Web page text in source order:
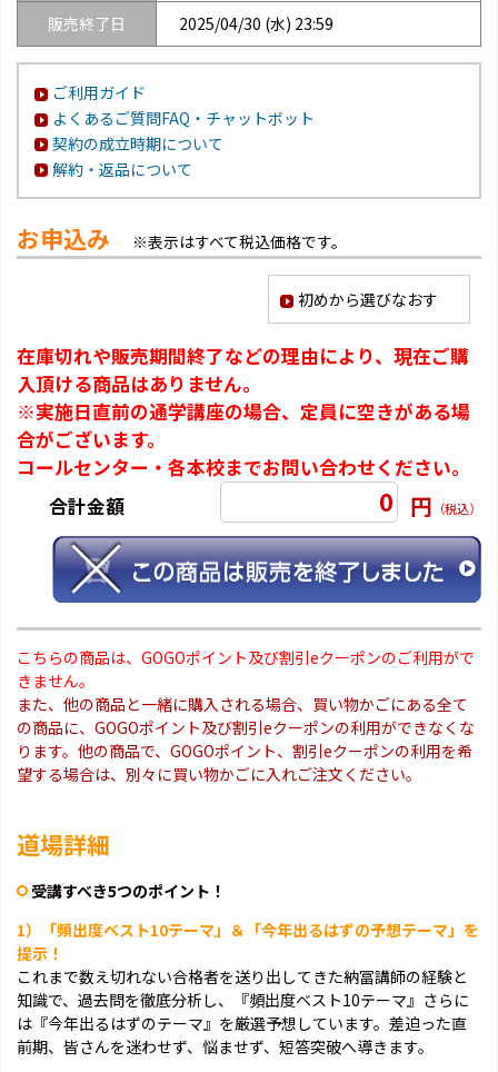
販売終了日
2025/04/30 (水) 23:59
ご利用ガイド
よくあるご質問FAQ・チャットボット
契約の成立時期について
解約・返品について
お申込み ※表示はすべて税込価格です。
初めから選びなおす
在庫切れや販売期間終了などの理由により、現在ご購
入頂ける商品はありません。
※実施日直前の通学講座の場合、定員に空きがある場
合がございます。
コールセンター・各本校までお問い合わせください。
合計金額
0 円 （税込）
こちらの商品は、GOGOポイント及び割引eクーポンのご利用がで
きません。
また、他の商品と一緒に購入される場合、買い物かごにある全て
の商品に、GOGOポイント及び割引eクーポンの利用ができなくな
ります。他の商品で、GOGOポイント、割引eクーポンの利用を希
望する場合は、別々に買い物かごに入れご注文ください。
道場詳細
受講すべき5つのポイント！
1）「頻出度ベスト10テーマ」＆「今年出るはずの予想テーマ」を
提示！
これまで数え切れない合格者を送り出してきた納冨講師の経験と
知識で、過去問を徹底分析し、『頻出度ベスト10テーマ』さらに
は『今年出るはずのテーマ』を厳選予想しています。差迫った直
前期、皆さんを迷わせず、悩ませず、短答突破へ導きます。